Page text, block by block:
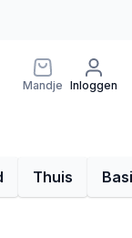
Mandje Inloggen
Thuis